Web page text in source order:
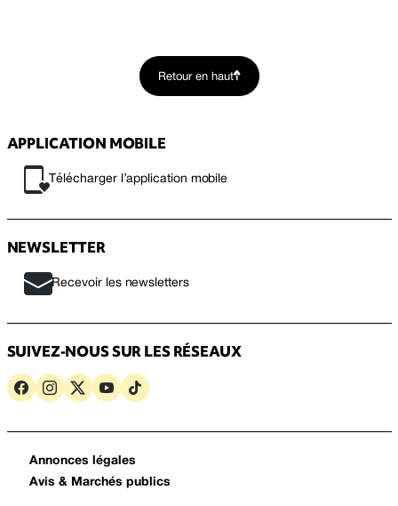
Retour en haut
APPLICATION MOBILE
Télécharger l’application mobile
NEWSLETTER
Recevoir les newsletters
SUIVEZ-NOUS SUR LES RÉSEAUX
Annonces légales
Avis & Marchés publics